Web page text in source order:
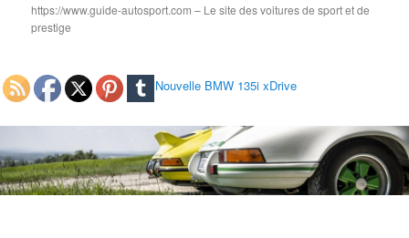
https://www.guide-autosport.com – Le site des voitures de sport et de
prestige
Nouvelle BMW 135i xDrive